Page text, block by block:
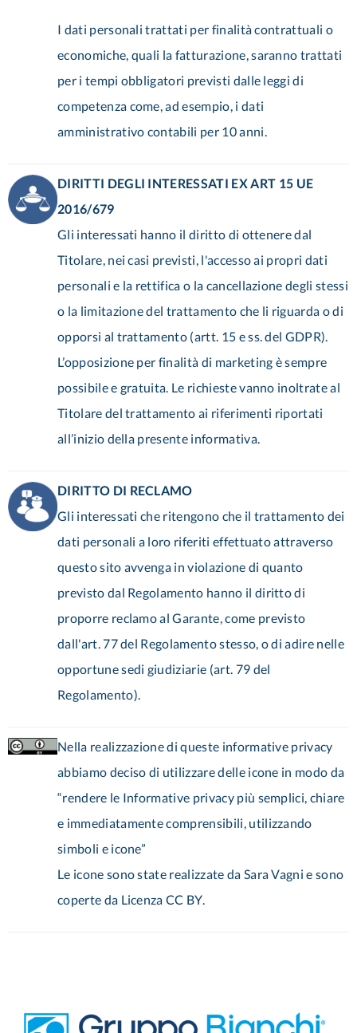
I dati personali trattati per finalità contrattuali o
economiche, quali la fatturazione, saranno trattati
per i tempi obbligatori previsti dalle leggi di
competenza come, ad esempio, i dati
amministrativo contabili per 10 anni.
DIRITTI DEGLI INTERESSATI EX ART 15 UE
2016/679
Gli interessati hanno il diritto di ottenere dal
Titolare, nei casi previsti, l'accesso ai propri dati
personali e la rettifica o la cancellazione degli stessi
o la limitazione del trattamento che li riguarda o di
opporsi al trattamento (artt. 15 e ss. del GDPR).
L’opposizione per finalità di marketing è sempre
possibile e gratuita. Le richieste vanno inoltrate al
Titolare del trattamento ai riferimenti riportati
all’inizio della presente informativa.
DIRITTO DI RECLAMO
Gli interessati che ritengono che il trattamento dei
dati personali a loro riferiti effettuato attraverso
questo sito avvenga in violazione di quanto
previsto dal Regolamento hanno il diritto di
proporre reclamo al Garante, come previsto
dall'art. 77 del Regolamento stesso, o di adire nelle
opportune sedi giudiziarie (art. 79 del
Regolamento).
Nella realizzazione di queste informative privacy
abbiamo deciso di utilizzare delle icone in modo da
“rendere le Informative privacy più semplici, chiare
e immediatamente comprensibili, utilizzando
simboli e icone”
Le icone sono state realizzate da Sara Vagni e sono
coperte da Licenza CC BY.